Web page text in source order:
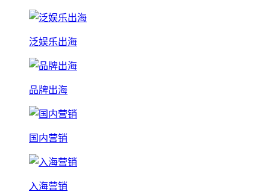
泛娱乐出海
品牌出海
国内营销
入海营销